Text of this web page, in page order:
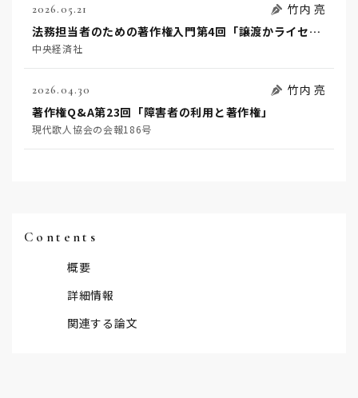
2026.05.21
竹内 亮
法務担当者のための著作権入門第4回「譲渡かライセンスか」
中央経済社
2026.04.30
竹内 亮
著作権Q&A第23回「障害者の利用と著作権」
現代歌人協会の会報186号
Contents
概要
詳細情報
関連する論文